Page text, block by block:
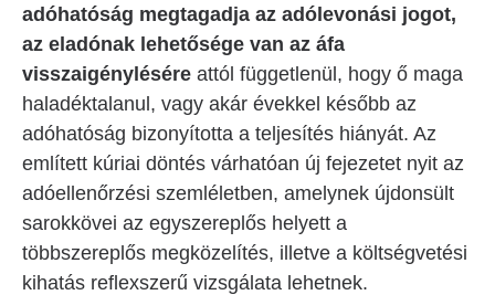
adóhatóság megtagadja az adólevonási jogot,
az eladónak lehetősége van az áfa
visszaigénylésére attól függetlenül, hogy ő maga
haladéktalanul, vagy akár évekkel később az
adóhatóság bizonyította a teljesítés hiányát. Az
említett kúriai döntés várhatóan új fejezetet nyit az
adóellenőrzési szemléletben, amelynek újdonsült
sarokkövei az egyszereplős helyett a
többszereplős megközelítés, illetve a költségvetési
kihatás reflexszerű vizsgálata lehetnek.